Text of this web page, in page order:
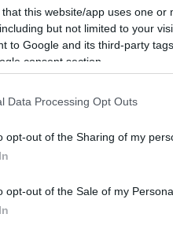
that this website/app uses one
but not limited to your
to Google and its third-party
consent section.
Data Processing Opt Outs
opt-out of the Sharing of my
opt-out of the Sale of my
ΔΙΑΦΗΜΙΣΗ